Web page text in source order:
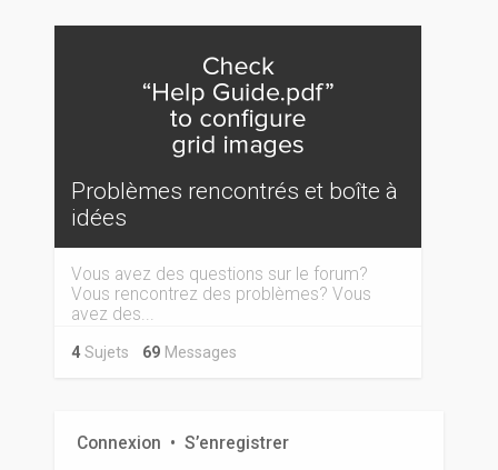
Problèmes rencontrés et boîte à
idées
Vous avez des questions sur le forum?
Vous rencontrez des problèmes? Vous
avez des...
4Sujets 69Messages
Connexion • S’enregistrer